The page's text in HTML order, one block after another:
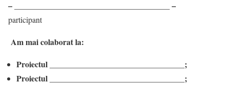
– ______________________________________ –
participant
Am mai colaborat la:
Proiectul _________________________________;
Proiectul _________________________________;